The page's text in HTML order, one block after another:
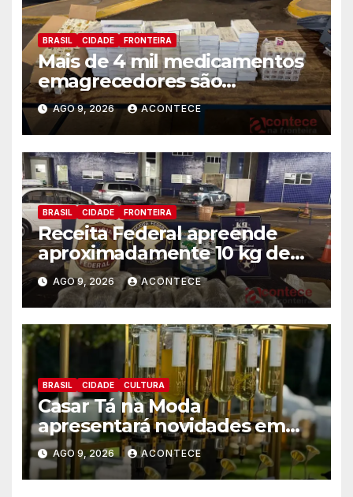
BRASIL CIDADE FRONTEIRA
Mais de 4 mil medicamentos
emagrecedores são
apreendidos pela Receita
Federal
AGO 9, 2026 ACONTECE
BRASIL CIDADE FRONTEIRA
Receita Federal apreende
aproximadamente 10 kg de
substância análoga ao
capulho
AGO 9, 2026 ACONTECE
BRASIL CIDADE CULTURA
Casar Tá na Moda
apresentará novidades em
entretenimento para
casamentos e festas de
debutantes
AGO 9, 2026 ACONTECE